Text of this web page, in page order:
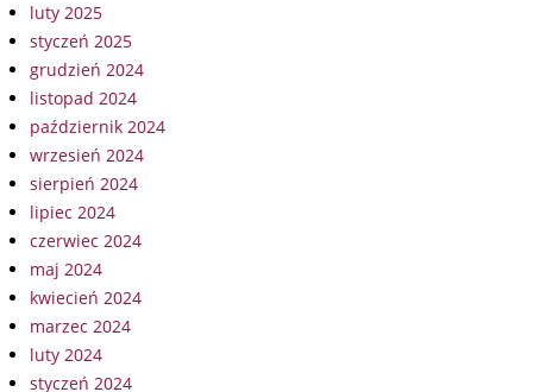
luty 2025
styczeń 2025
grudzień 2024
listopad 2024
październik 2024
wrzesień 2024
sierpień 2024
lipiec 2024
czerwiec 2024
maj 2024
kwiecień 2024
marzec 2024
luty 2024
styczeń 2024